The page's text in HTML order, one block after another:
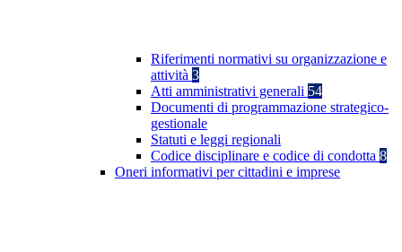
Riferimenti normativi su organizzazione e
attività 3
Atti amministrativi generali 54
Documenti di programmazione strategico-
gestionale
Statuti e leggi regionali
Codice disciplinare e codice di condotta 8
Oneri informativi per cittadini e imprese